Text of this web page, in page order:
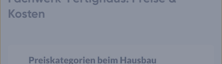
Kosten